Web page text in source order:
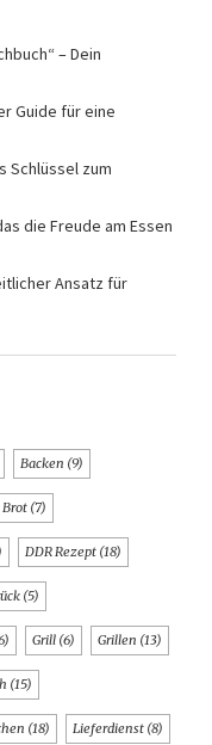
– Dein
Guide für eine
Schlüssel zum
die Freude am Essen
Ansatz für
Backen (9)
Brot (7)
DDR Rezept (18)
(5)
Grill (6) Grillen (13)
(15)
(18) Lieferdienst (8)